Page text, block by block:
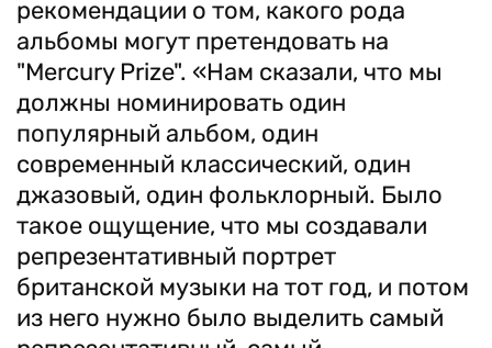
рекомендации о том, какого рода
альбомы могут претендовать на
"Mercury Prize". «Нам сказали, что мы
должны номинировать один
популярный альбом, один
современный классический, один
джазовый, один фольклорный. Было
такое ощущение, что мы создавали
репрезентативный портрет
британской музыки на тот год, и потом
из него нужно было выделить самый